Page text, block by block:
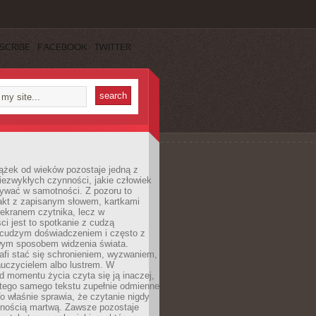
FACEBOOK TWITTER
od wieków pozostaje jedną z
czynności, jakie człowiek
w samotności. Z pozoru to
z zapisanym słowem, kartkami
czytnika, lecz w
jest to spotkanie z cudzą
doświadczeniem i często z
sposobem widzenia świata.
stać się schronieniem, wyzwaniem,
albo lustrem. W
momentu życia czyta się ją inaczej,
samego tekstu zupełnie odmienne
właśnie sprawia, że czytanie nigdy
martwą. Zawsze pozostaje